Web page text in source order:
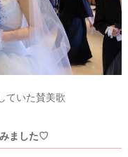
ていた賛美歌
ました♡